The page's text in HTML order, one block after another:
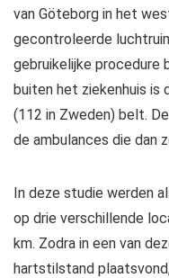
van Göteborg in het
gecontroleerde
gebruikelijke procedure
buiten het ziekenhuis is
(112 in Zweden) belt.
de ambulances die dan
In deze studie werden
op drie verschillende
km. Zodra in een van
hartstilstand